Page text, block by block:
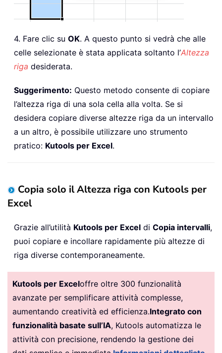
4. Fare clic su OK. A questo punto si vedrà che alle
celle selezionate è stata applicata soltanto l’Altezza
riga desiderata.
Suggerimento: Questo metodo consente di copiare
l’altezza riga di una sola cella alla volta. Se si
desidera copiare diverse altezze riga da un intervallo
a un altro, è possibile utilizzare uno strumento
pratico: Kutools per Excel.
Copia solo il Altezza riga con Kutools per
Excel
Grazie all’utilità Kutools per Excel di Copia intervalli,
puoi copiare e incollare rapidamente più altezze di
riga diverse contemporaneamente.
Kutools per Exceloffre oltre 300 funzionalità
avanzate per semplificare attività complesse,
aumentando creatività ed efficienza.Integrato con
funzionalità basate sull’IA, Kutools automatizza le
attività con precisione, rendendo la gestione dei